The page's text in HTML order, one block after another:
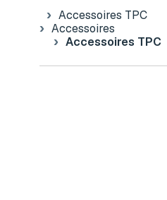
Accessoires TPC
Accessoires
Accessoires TPC